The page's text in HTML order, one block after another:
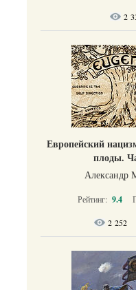
2
Европейский
плоды.
Александр
Рейтинг: 9.4
2 252